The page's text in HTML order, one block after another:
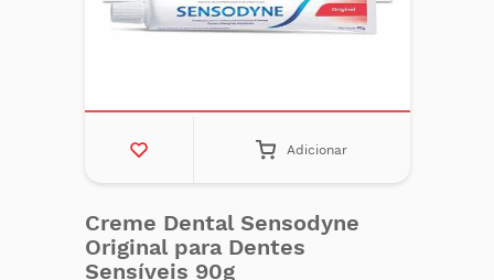
Adicionar
Creme Dental Sensodyne
Original para Dentes
Sensíveis 90g